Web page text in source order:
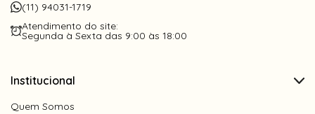
(11) 94031-1719
Atendimento do site:
Segunda à Sexta das 9:00 às 18:00
Institucional
Quem Somos